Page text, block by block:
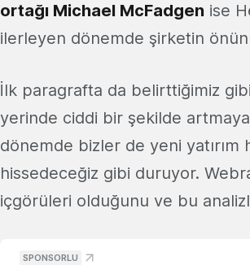
ortağı Michael McFadgen ise
ilerleyen dönemde şirketin
İlk paragrafta da belirttiğimiz
yerinde ciddi bir şekilde
dönemde bizler de yeni yatırım
hissedeceğiz gibi duruyor.
içgörüleri olduğunu ve bu
SPONSORLU